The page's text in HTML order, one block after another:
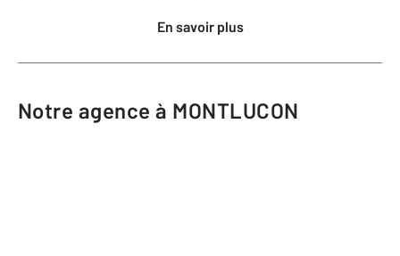
En savoir plus
Notre agence à MONTLUCON